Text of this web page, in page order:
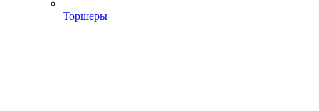
Торшеры